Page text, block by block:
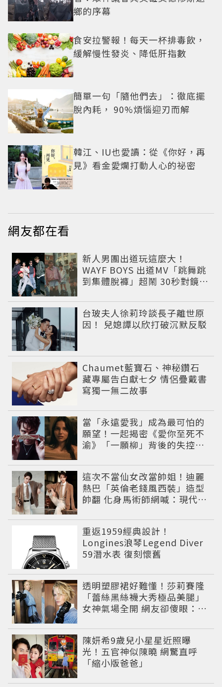
鄉的序幕
食安拉警報！每天一杯排毒飲，
緩解慢性發炎、降低肝指數
簡單一句「隨他們去」：徹底擺
脫內耗， 90%煩惱迎刃而解
韓江、IU也愛讀：從《你好，再
見》看金愛爛打動人心的祕密
網友都在看
新人男團出道玩這麼大！
WAYF BOYS 出道MV「跳舞跳
到集體脫褲」超鬧 30秒對鏡清
台玻夫人徐莉玲談長子離世原
因！ 兒媳譚以欣打破沉默反駁
Chaumet藍寶石、神秘鑽石
藏專屬告白獻七夕 情侶疊戴書
寫獨一無二故事
當「永遠愛我」成為最可怕的
願望！一起揭密《愛你至死不
渝》「一願柳」背後的失控愛
這次不當仙女改當帥姐！迪麗
熱巴「英倫老錢風西裝」造型
帥翻 化身馬術師網喊：現代版
重返1959經典設計！
Longines浪琴Legend Diver
59潛水表 復刻懷舊
透明塑膠裙好難懂！莎莉賽隆
「蕾絲黑絲襪大秀極品美腿」
女神氣場全開 網友卻傻眼：造
陳妍希9歲兒小星星近照曝
光！五官神似陳曉 網驚直呼
「縮小版爸爸」